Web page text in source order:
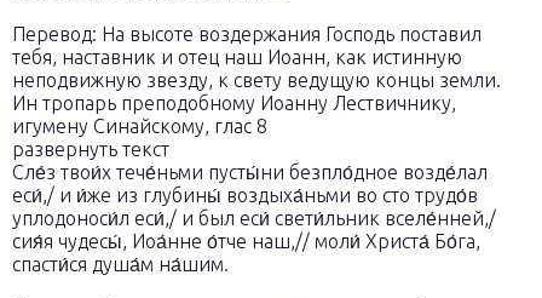
Перевод: На высоте воздержания Господь поставил
тебя, наставник и отец наш Иоанн, как истинную
неподвижную звезду, к свету ведущую концы земли.
Ин тропарь преподобному Иоанну Лествичнику,
игумену Синайскому, глас 8
развернуть текст
Сле́з твои́х тече́ньми пусты́ни безпло́дное возде́лал
еси́,/ и и́же из глубины́ воздыха́ньми во сто трудо́в
уплодоноси́л еси́,/ и был еси́ свети́льник вселе́нней,/
сия́я чудесы́, Иоа́нне о́тче наш,// моли́ Христа́ Бо́га,
спасти́ся душа́м на́шим.